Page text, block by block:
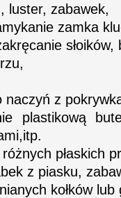
luster, zabawek,
zamka
naczyń z
plastikową
płaskich
z piasku,
kołków